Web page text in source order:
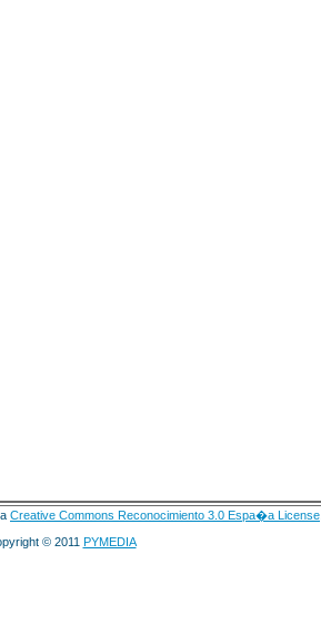
Creative Commons Reconocimiento 3.0 Espa�a License
© 2011 PYMEDIA